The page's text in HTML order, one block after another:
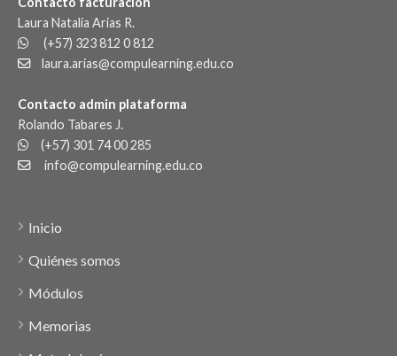
Laura Natalia Arias R.
(+57) 323 812 0 812
laura.arias@compulearning.edu.co
Contacto admin plataforma
Rolando Tabares J.
(+57) 301 74 00 285
info@compulearning.edu.co
Inicio
Quiénes somos
Módulos
Memorias